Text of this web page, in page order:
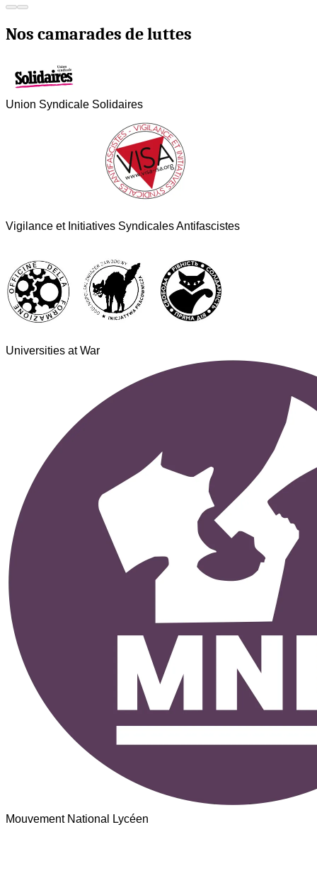
Nos camarades de luttes
Union Syndicale Solidaires
Vigilance et Initiatives Syndicales Antifascistes
Universities at War
Mouvement National Lycéen